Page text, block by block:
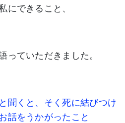
にできること、
っていただきました。
聞くと、そく死に結びつけ
話をうかがったこと